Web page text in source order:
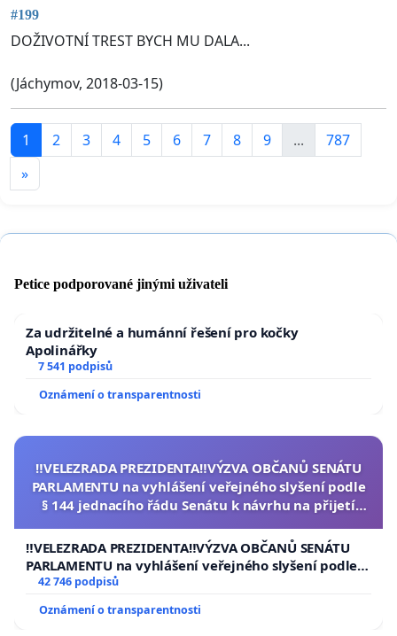
#199
DOŽIVOTNÍ TREST BYCH MU DALA...
(Jáchymov, 2018-03-15)
1 2 3 4 5 6 7 8 9 ...
787
»
Petice podporované jinými uživateli
Za udržitelné a humánní řešení pro kočky
Apolinářky
7 541 podpisů
Oznámení o transparentnosti
‼️VELEZRADA PREZIDENTA‼️VÝZVA OBČANŮ SENÁTU
PARLAMENTU na vyhlášení veřejného slyšení podle
§ 144 jednacího řádu Senátu k návrhu na přijetí
republiky
‼️VELEZRADA PREZIDENTA‼️VÝZVA OBČANŮ SENÁTU
PARLAMENTU na vyhlášení veřejného slyšení podle §
144 jednacího řádu Senátu k návrhu na přijetí
republiky
42 746 podpisů
Oznámení o transparentnosti